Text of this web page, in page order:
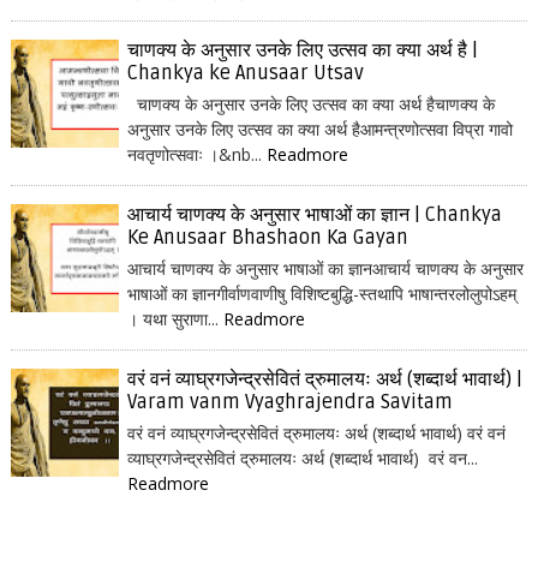
चाणक्य के अनुसार उनके लिए उत्सव का क्या अर्थ है |
Chankya ke Anusaar Utsav
चाणक्य के अनुसार उनके लिए उत्सव का क्या अर्थ हैचाणक्य के
अनुसार उनके लिए उत्सव का क्या अर्थ हैआमन्त्रणोत्सवा विप्रा गावो
नवतृणोत्सवाः ।&nb... Readmore
आचार्य चाणक्य के अनुसार भाषाओं का ज्ञान | Chankya
Ke Anusaar Bhashaon Ka Gayan
आचार्य चाणक्य के अनुसार भाषाओं का ज्ञानआचार्य चाणक्य के अनुसार
भाषाओं का ज्ञानगीर्वाणवाणीषु विशिष्टबुद्धि-स्तथापि भाषान्तरलोलुपोऽहम्
। यथा सुराणा... Readmore
वरं वनं व्याघ्रगजेन्द्रसेवितं द्रुमालयः अर्थ (शब्दार्थ भावार्थ) |
Varam vanm Vyaghrajendra Savitam
वरं वनं व्याघ्रगजेन्द्रसेवितं द्रुमालयः अर्थ (शब्दार्थ भावार्थ) वरं वनं
व्याघ्रगजेन्द्रसेवितं द्रुमालयः अर्थ (शब्दार्थ भावार्थ) वरं वन...
Readmore